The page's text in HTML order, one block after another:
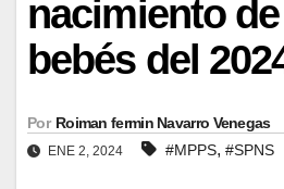
nacimiento
bebés del
Por Roiman fermin Navarro Venegas
ENE 2, 2024 #MPPS, #SPNS